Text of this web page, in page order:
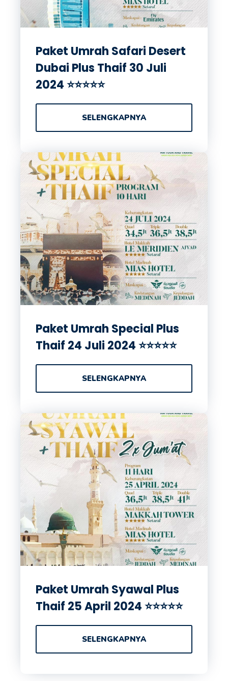
Paket Umrah Safari Desert
Dubai Plus Thaif 30 Juli
2024 ⭐⭐⭐⭐⭐
SELENGKAPNYA
Paket Umrah Special Plus
Thaif 24 Juli 2024 ⭐⭐⭐⭐⭐
SELENGKAPNYA
Paket Umrah Syawal Plus
Thaif 25 April 2024 ⭐⭐⭐⭐⭐
SELENGKAPNYA